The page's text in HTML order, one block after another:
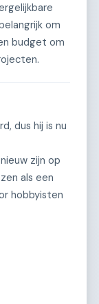
om
budget om
dus hij is nu
zijn op
als een
hobbyisten